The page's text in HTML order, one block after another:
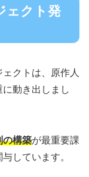
ェクト発
クトは、原作人
動き出しまし
の構築が最重要課
しています。